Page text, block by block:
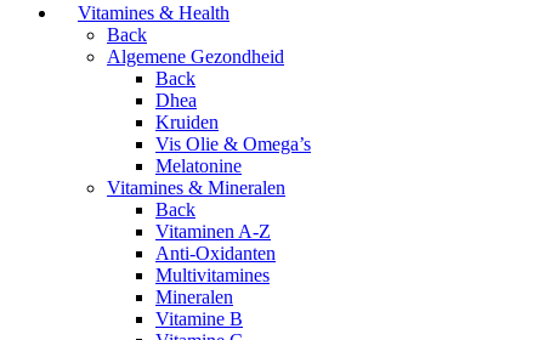
Vitamines & Health
Back
Algemene Gezondheid
Back
Dhea
Kruiden
Vis Olie & Omega’s
Melatonine
Vitamines & Mineralen
Back
Vitaminen A-Z
Anti-Oxidanten
Multivitamines
Mineralen
Vitamine B